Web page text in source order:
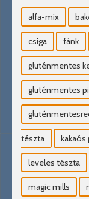
alfa-mix
csiga fánk
gluténmentes
gluténmentes
tészta
leveles tészta
magic mills